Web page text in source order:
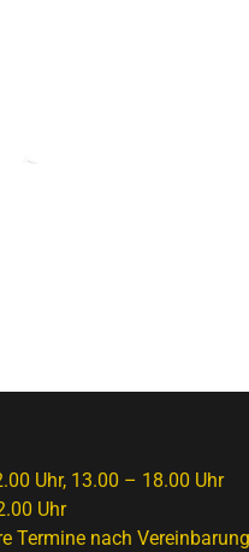
Uhr, 13.00 – 18.00 Uhr
Uhr
Termine nach Vereinbarung